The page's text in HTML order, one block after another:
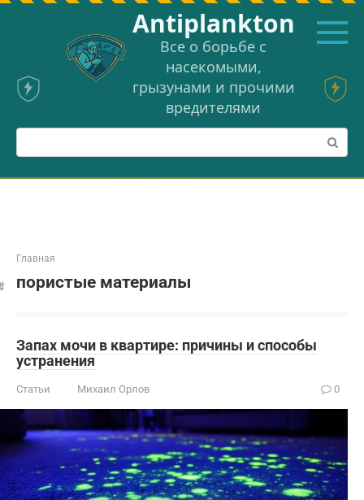
Перейти
Аntiplankton
Все о борьбе с
насекомыми,
грызунами и прочими
вредителями
Поиск:
Главная
пористые материалы
Запах мочи в квартире: причины и способы
устранения
Статьи Михаил Орлов 0